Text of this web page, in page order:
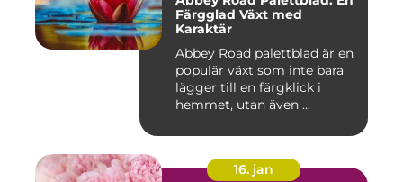
Färgglad Växt med
Karaktär
Abbey Road palettblad är en
populär växt som inte bara
lägger till en färgklick i
hemmet, utan även ...
16. jan